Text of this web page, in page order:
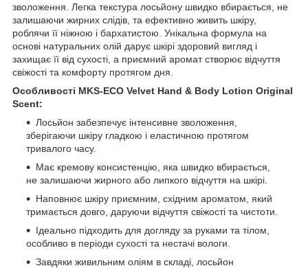
зволоження. Легка текстура лосьйону швидко вбирається, не
залишаючи жирних слідів, та ефективно живить шкіру,
роблячи її ніжною і бархатистою. Унікальна формула на
основі натуральних олій дарує шкірі здоровий вигляд і
захищає її від сухості, а приємний аромат створює відчуття
свіжості та комфорту протягом дня.
Особливості MKS-ECO Velvet Hand & Body Lotion Original
Scent:
Лосьйон забезпечує інтенсивне зволоження,
зберігаючи шкіру гладкою і еластичною протягом
тривалого часу.
Має кремову консистенцію, яка швидко вбирається,
не залишаючи жирного або липкого відчуття на шкірі.
Наповнює шкіру приємним, східним ароматом, який
тримається довго, даруючи відчуття свіжості та чистоти.
Ідеально підходить для догляду за руками та тілом,
особливо в періоди сухості та нестачі вологи.
Завдяки живильним оліям в складі, лосьйон